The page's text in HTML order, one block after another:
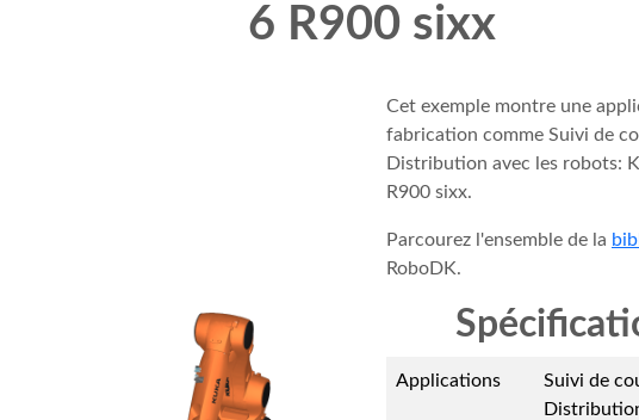
6 R900 sixx
Cet exemple montre une
fabrication comme Suivi de
Distribution avec les robots:
R900 sixx.
Parcourez l'ensemble de la
RoboDK.
Applications
Suivi de